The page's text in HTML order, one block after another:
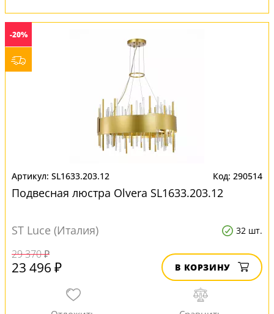
-20%
SL1633.203.12 290514
Подвесная люстра Olvera SL1633.203.12
ST Luce (Италия) 32 шт.
29 370 ₽
23 496 ₽ В КОРЗИНУ